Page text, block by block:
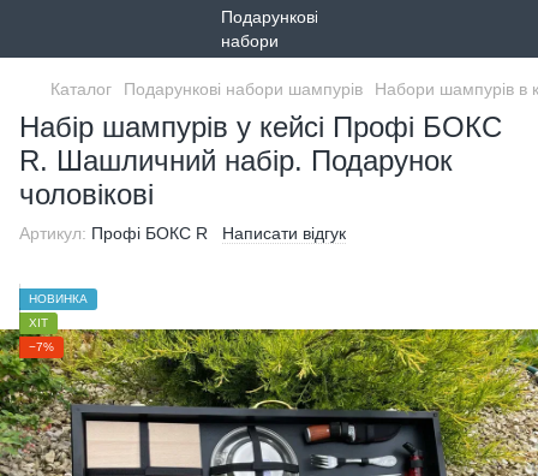
Каталог Подарункові набори шампурів Набори шампурів в
Набір шампурів у кейсі Профі БОКС
R. Шашличний набір. Подарунок
чоловікові
Артикул: Профі БОКС R Написати відгук
НОВИНКА
ХІТ
−7%